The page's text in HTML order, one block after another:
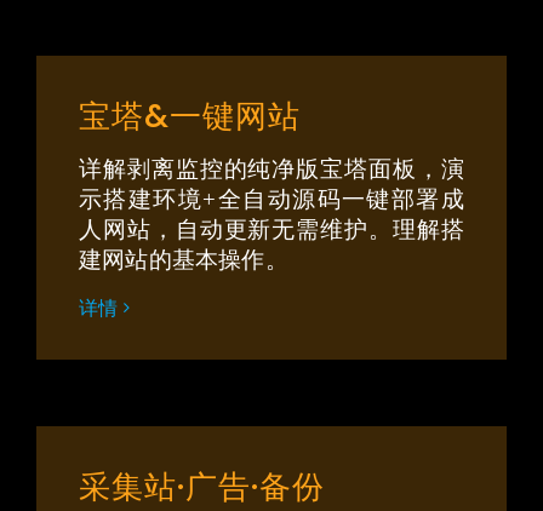
宝塔&一键网站
详解剥离监控的纯净版宝塔面板，演
示搭建环境+全自动源码一键部署成
人网站，自动更新无需维护。理解搭
建网站的基本操作。
详情
采集站·广告·备份